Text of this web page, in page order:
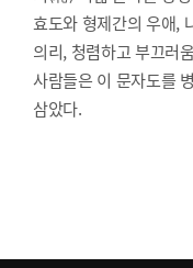
효도와 형제간의 우애,
의리, 청렴하고 부끄러
사람들은 이 문자도를
삼았다.